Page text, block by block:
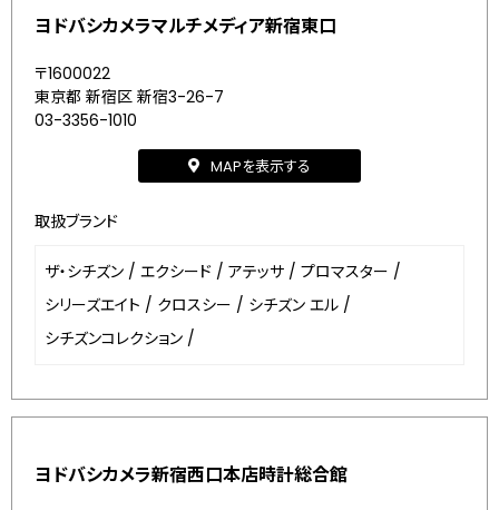
ヨドバシカメラマルチメディア新宿東口
〒1600022
東京都 新宿区 新宿3-26-7
03-3356-1010
MAPを表示する
取扱ブランド
ザ・シチズン / エクシード / アテッサ / プロマスター /
シリーズエイト / クロスシー / シチズン エル /
シチズンコレクション /
ヨドバシカメラ新宿西口本店時計総合館